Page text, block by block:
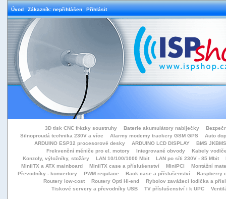
Úvod Zákazník: nepřihlášen Přihlásit
3D tisk CNC frézky soustruhy Baterie akumulátory nabíječky
Silnoproudá technika 230V a více
Alarmy modemy trackery GSM GPS
Auto
ARDUINO ESP32 procesorové desky
ARDUINO LCD DISPLAY
BMS
Frekvenční měniče pro el. motory
Integrované obvody
Kabely
Konzoly, výložníky, stožáry
LAN 10/100/1000 Mbit LAN po síti 230V - 85 Mbit
MiniITX a ATX mainboard
MiniITX case a příslušenství MiniPCI
Montážní
Převodníky - konvertory
PWM regulace Rack case a příslušenství
Raspberry
Routery low-cost
Routery Opti Hi-end
Rybolov zavážecí lodička a přísl
Tiskové servery a převodníky USB
TV příslušenství i k UPC